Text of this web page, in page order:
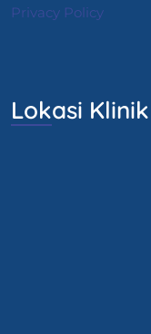
Privacy Policy
Lokasi